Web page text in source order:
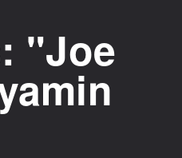
"Joe